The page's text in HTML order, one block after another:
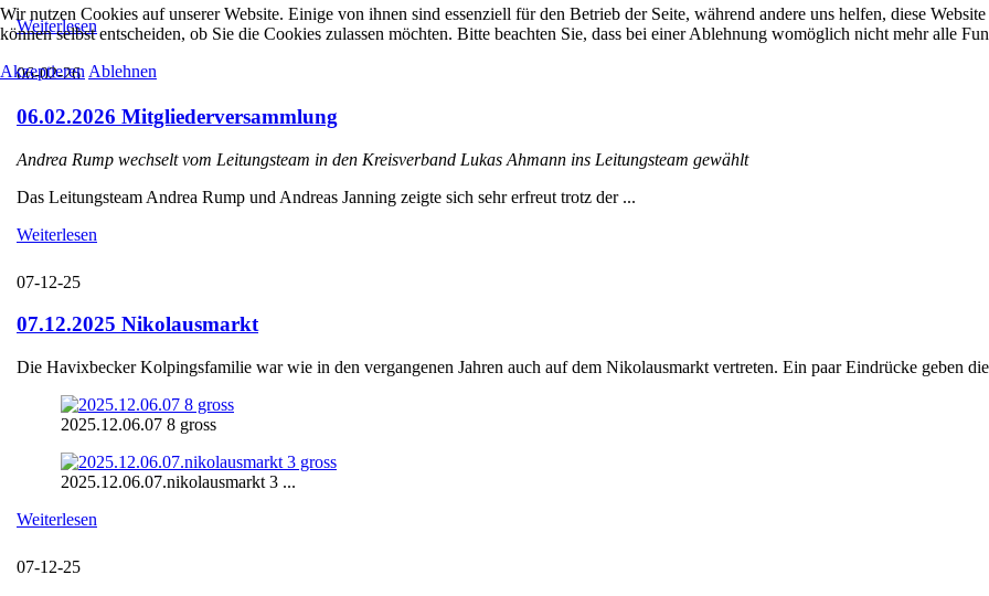
Weiterlesen
06-02-26
06.02.2026 Mitgliederversammlung
Andrea Rump wechselt vom Leitungsteam in den Kreisverband Lukas Ahmann ins Leitungsteam gewählt
Das Leitungsteam Andrea Rump und Andreas Janning zeigte sich sehr erfreut trotz der ...
Weiterlesen
07-12-25
07.12.2025 Nikolausmarkt
Die Havixbecker Kolpingsfamilie war wie in den vergangenen Jahren auch auf dem Nikolausmarkt vertreten. Ein paar Eindrücke geben
2025.12.06.07 8 gross
2025.12.06.07.nikolausmarkt 3 ...
Weiterlesen
07-12-25
Wir nutzen Cookies auf unserer Website. Einige von ihnen sind essenziell für den Betrieb der Seite, während andere uns helfen, diese
können selbst entscheiden, ob Sie die Cookies zulassen möchten. Bitte beachten Sie, dass bei einer Ablehnung womöglich nicht mehr alle
Akzeptieren Ablehnen